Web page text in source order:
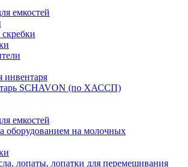
емкостей
инвентаря
SCHAVON (по ХАССП)
емкостей
оборудованием на молочных
лопаты, лопатки для перемешивания